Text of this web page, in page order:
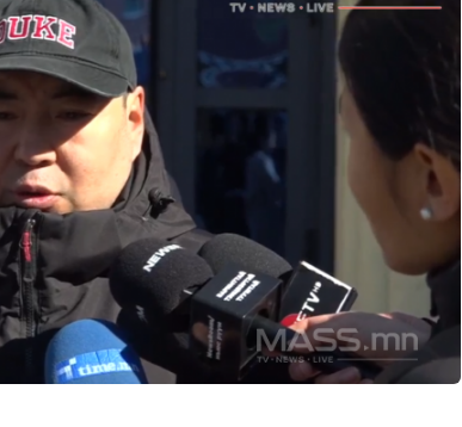
С.БАЯРБИЛЭГ: ДРАГОН ТӨВИЙН 3 ДАВХРААС
УНАСАН 25 НАСТАЙ ЭМЭГТЭЙ АМИА ХОРЛОСОН
БАЙЖ БОЛЗОШГҮЙ